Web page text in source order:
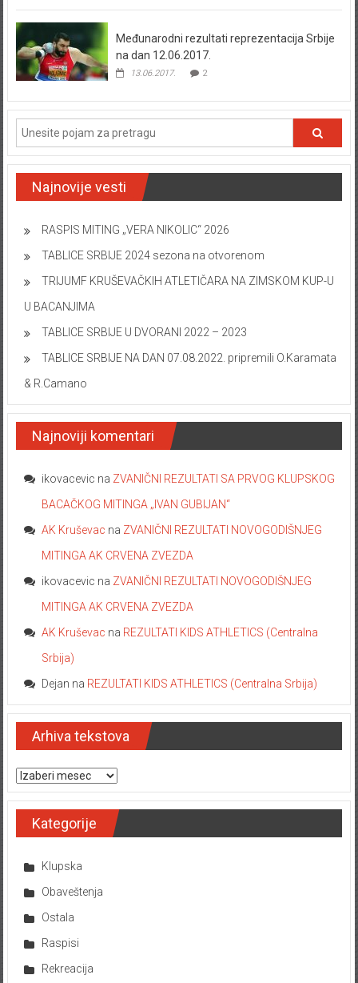
Međunarodni rezultati reprezentacija Srbije
na dan 12.06.2017.
13.06.2017. 2
Najnovije vesti
RASPIS MITING „VERA NIKOLIC“ 2026
TABLICE SRBIJE 2024 sezona na otvorenom
TRIJUMF KRUŠEVAČKIH ATLETIČARA NA ZIMSKOM KUP-U
U BACANJIMA
TABLICE SRBIJE U DVORANI 2022 – 2023
TABLICE SRBIJE NA DAN 07.08.2022. pripremili O.Karamata
& R.Camano
Najnoviji komentari
ikovacevic na ZVANIČNI REZULTATI SA PRVOG KLUPSKOG
BACAČKOG MITINGA „IVAN GUBIJAN“
AK Kruševac na ZVANIČNI REZULTATI NOVOGODIŠNJEG
MITINGA AK CRVENA ZVEZDA
ikovacevic na ZVANIČNI REZULTATI NOVOGODIŠNJEG
MITINGA AK CRVENA ZVEZDA
AK Kruševac na REZULTATI KIDS ATHLETICS (Centralna
Srbija)
Dejan na REZULTATI KIDS ATHLETICS (Centralna Srbija)
Arhiva tekstova
Arhiva tekstova
Kategorije
Klupska
Obaveštenja
Ostala
Raspisi
Rekreacija